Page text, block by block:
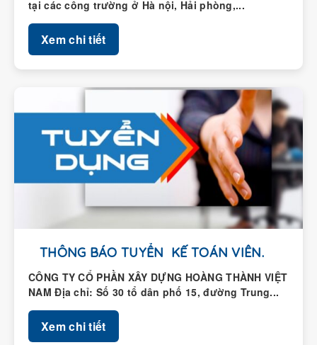
Xem chi tiết
THÔNG BÁO TUYỂN KẾ TOÁN VIÊN.
CÔNG TY CỔ PHẦN XÂY DỰNG HOÀNG THÀNH VIỆT
NAM Địa chỉ: Số 30 tổ dân phố 15, đường Trung...
Xem chi tiết